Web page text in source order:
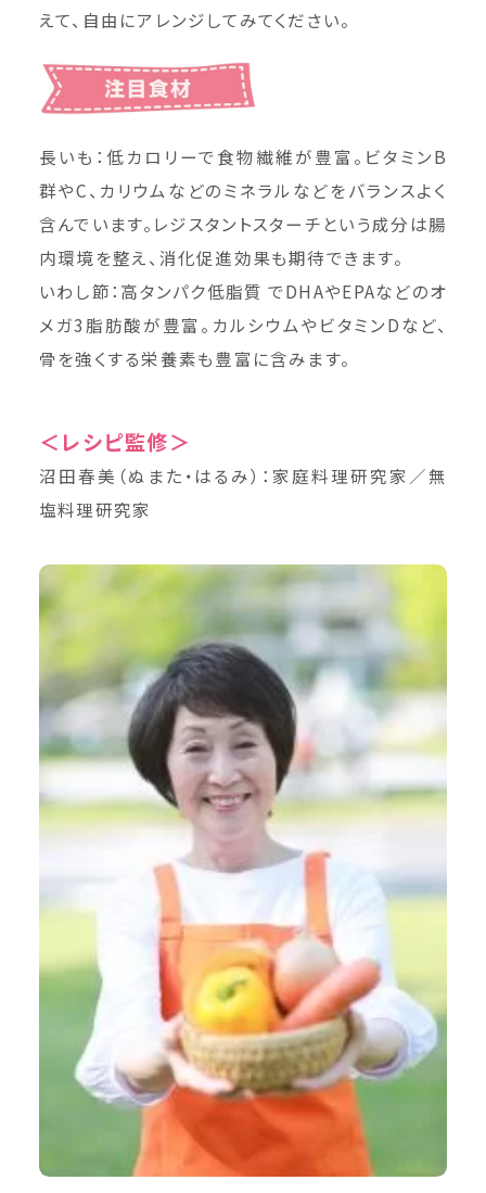
えて、自由にアレンジしてみてください。
長いも：低カロリーで食物繊維が豊富。ビタミンB
群やC、カリウムなどのミネラルなどをバランスよく
含んでいます。レジスタントスターチという成分は腸
内環境を整え、消化促進効果も期待できます。
いわし節：高タンパク低脂質 でDHAやEPAなどのオ
メガ3脂肪酸が豊富。カルシウムやビタミンDなど、
骨を強くする栄養素も豊富に含みます。
＜レシピ監修＞
沼田春美（ぬまた・はるみ）：家庭料理研究家／無
塩料理研究家